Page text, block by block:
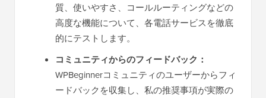
質、使いやすさ、コールルーティングなどの
高度な機能について、各電話サービスを徹底
的にテストします。
コミュニティからのフィードバック：
WPBeginnerコミュニティのユーザーからフィ
ードバックを収集し、私の推奨事項が実際の